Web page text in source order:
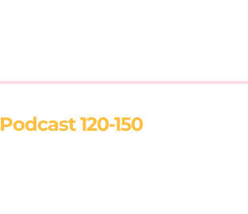
Podcast 120-150